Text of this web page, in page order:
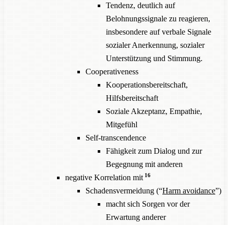
Tendenz, deutlich auf
Belohnungssignale zu reagieren,
insbesondere auf verbale Signale
sozialer Anerkennung, sozialer
Unterstützung und Stimmung.
Cooperativeness
Kooperationsbereitschaft,
Hilfsbereitschaft
Soziale Akzeptanz, Empathie,
Mitgefühl
Self-transcendence
Fähigkeit zum Dialog und zur
Begegnung mit anderen
negative Korrelation mit 16
Schadensvermeidung (“Harm avoidance”)
macht sich Sorgen vor der
Erwartung anderer